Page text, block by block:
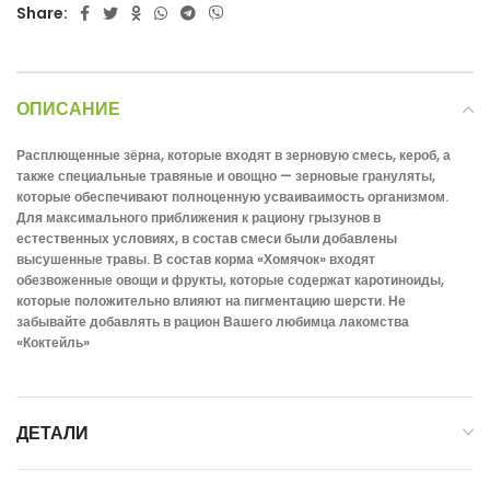
Share:
ОПИСАНИЕ
Расплющенные зёрна, которые входят в зерновую смесь, кероб, а
также специальные травяные и овощно — зерновые грануляты,
которые обеспечивают полноценную усваиваимость организмом.
Для максимального приближения к рациону грызунов в
естественных условиях, в состав смеси были добавлены
высушенные травы. В состав корма «Хомячок» входят
обезвоженные овощи и фрукты, которые содержат каротиноиды,
которые положительно влияют на пигментацию шерсти. Не
забывайте добавлять в рацион Вашего любимца лакомства
«Коктейль»
ДЕТАЛИ